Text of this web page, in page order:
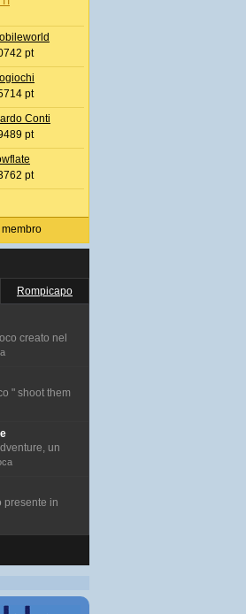
pt
pt
Conti
pt
pt
membro
Rompicapo
creato nel
" shoot them
un
presente in